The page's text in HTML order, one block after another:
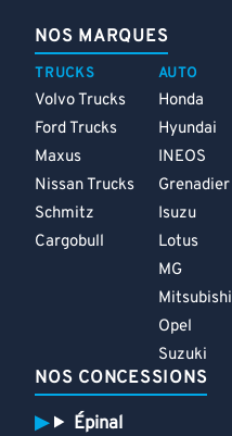
NOS MARQUES
TRUCKS
Volvo Trucks
Ford Trucks
Maxus
Nissan Trucks
Schmitz
Cargobull
AUTO
Honda
Hyundai
INEOS
Grenadier
Isuzu
Lotus
MG
Mitsubishi
Opel
Suzuki
NOS CONCESSIONS
Épinal